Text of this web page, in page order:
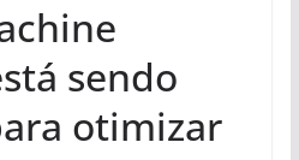
sendo
otimizar